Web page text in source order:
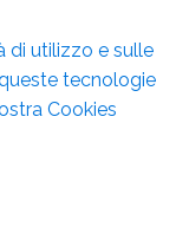
di utilizzo e sulle
tecnologie
Cookies